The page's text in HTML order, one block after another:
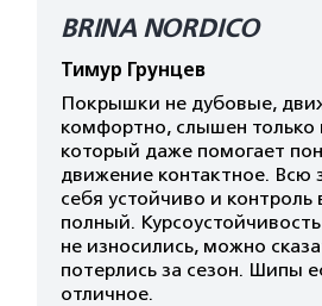
BRINA NORDICO
Тимур Грунцев
Покрышки не дубовые,
комфортно, слышен
который даже помогает
движение контактное. Всю
себя устойчиво и контроль
полный.
не износились, можно
потерлись за сезон. Шипы
отличное.